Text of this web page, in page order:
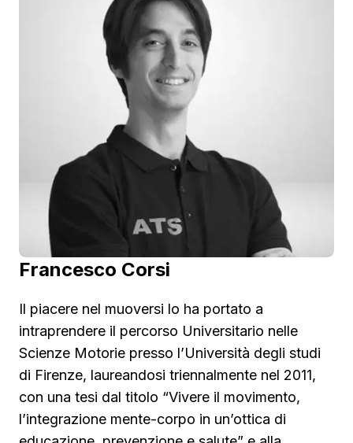
pubblicato video corsi e curato i libri scientifici
sulla Valutazione Antropometrica,
l'Antropometria e la Composizione Corporea.
Francesco Corsi
Il piacere nel muoversi lo ha portato a
intraprendere il percorso Universitario nelle
Scienze Motorie presso l’Università degli studi
di Firenze, laureandosi triennalmente nel 2011,
con una tesi dal titolo “Vivere il movimento,
l’integrazione mente-corpo in un’ottica di